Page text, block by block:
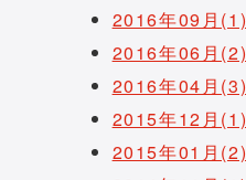
2016年09月(1)
2016年06月(2)
2016年04月(3)
2015年12月(1)
2015年01月(2)